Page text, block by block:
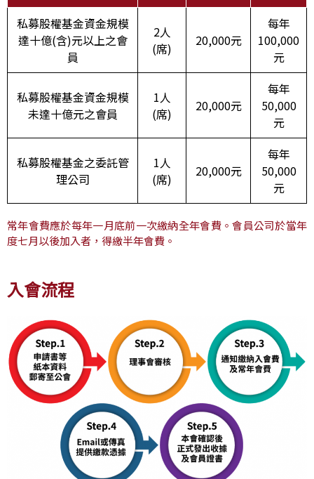
私募股權基金資金規模
達十億(含)元以上之會
員
2人
(席)
20,000元
每年
100,000
元
私募股權基金資金規模
未達十億元之會員
1人
(席)
20,000元
每年
50,000
元
私募股權基金之委託管
理公司
1人
(席)
20,000元
每年
50,000
元
常年會費應於每年一月底前一次繳納全年會費。會員公司於當年
度七月以後加入者，得繳半年會費。
入會流程